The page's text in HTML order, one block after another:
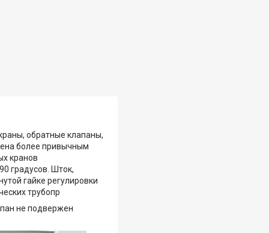
обратные клапаны,
более привычным
кранов
градусов. Шток,
гайке регулировки
трубопр
не подвержен